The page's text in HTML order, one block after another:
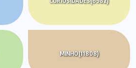
MINHO(11808)